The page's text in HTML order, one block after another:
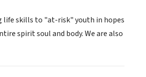
life skills to "at-risk" youth in hopes
spirit soul and body. We are also